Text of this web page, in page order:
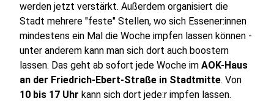
werden jetzt verstärkt. Außerdem organisiert die
Stadt mehrere "feste" Stellen, wo sich Essener:innen
mindestens ein Mal die Woche impfen lassen können -
unter anderem kann man sich dort auch boostern
lassen. Das geht ab sofort jede Woche im AOK-Haus
an der Friedrich-Ebert-Straße in Stadtmitte. Von
10 bis 17 Uhr kann sich dort jede:r impfen lassen.